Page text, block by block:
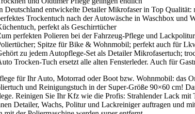
Deutschland entwickelte Detailer Mikrofaser in Top
Trockentuch nach der Autowäsche in Waschbox und
perfekt als Geschirrtücher
perfekten Polieren bei der Fahrzeug-Pflege und
Spitze für Bike & Wohnmobil; perfekt auch für
zu jedem Autopflege-Set als Detailer Mikrofasertuch;
Trocken-Tuch ersetzt alle alten Fensterleder. Auch für
für Ihr Auto, Motorrad oder Boot bzw. Wohnmobil: das
und Reinigungstuch in der Super-Größe 90×60 cm!
Reinigen Sie Ihr Kfz wie die Profis: Strahlender Lack mit
Detailer, Wachs, Politur und Lackreiniger auftragen und